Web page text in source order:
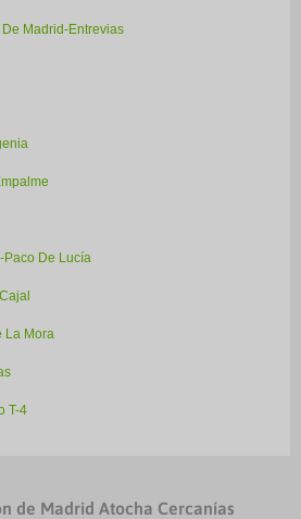
Madrid-Entrevias
Paco De Lucía
La Mora
T-4
de Madrid Atocha Cercanías